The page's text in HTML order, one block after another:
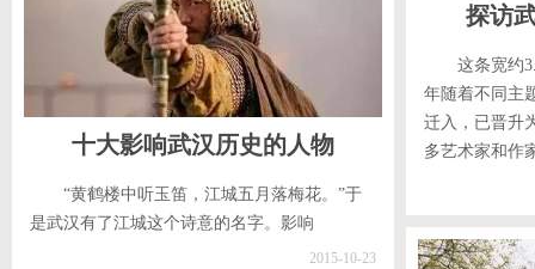
探访
这条宽约
年随着不同主
迁入，已晋升
多艺术家和作
十大影响武汉历史的人物
“黄鹤楼中听玉笛，江城五月落梅花。”于
是武汉有了江城这个诗意的名字。影响
2015-10-23